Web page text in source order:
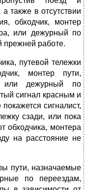
также в отсутствии
обходчик, монтер
или дежурный по
прежней работе.
путевой тележки
монтер пути,
или дежурный по
сигнал красным и
сигналист,
сзади, или пока
обходчика, монтера
на расстояние не
пути, назначаемые
по переездам,